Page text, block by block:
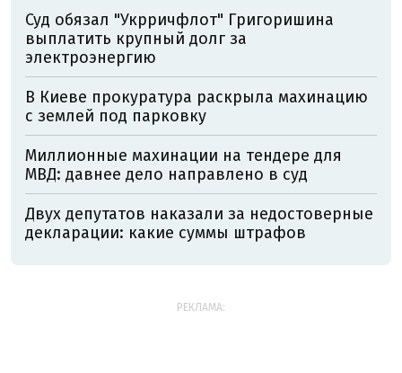
Суд обязал "Укрричфлот" Григоришина
выплатить крупный долг за
электроэнергию
В Киеве прокуратура раскрыла махинацию
с землей под парковку
Миллионные махинации на тендере для
МВД: давнее дело направлено в суд
Двух депутатов наказали за недостоверные
декларации: какие суммы штрафов
РЕКЛАМА: